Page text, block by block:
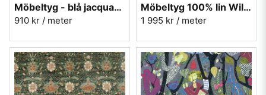
Möbeltyg - blå jacquard med hästar - Riddare
910 kr / meter
Möbeltyg 100% lin William Morris - Wandle - indigo/carmine
1 995 kr / meter